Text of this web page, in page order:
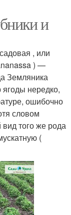
и
, или
) —
Земляника
нередко,
ошибочно
словом
вид того же рода
(